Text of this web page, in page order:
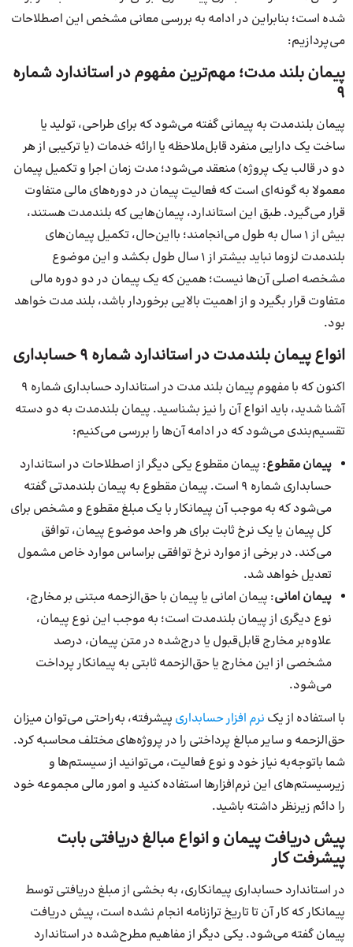
شده است؛ بنابراین در ادامه به بررسی معانی مشخص این اصطلاحات
می‌پردازیم:
پیمان بلند مدت؛ مهم‌ترین مفهوم در استاندارد شماره
9
پیمان بلندمدت به پیمانی گفته می‌شود که برای طراحی، تولید یا
ساخت یک دارایی منفرد قابل‌ملاحظه یا ارائه خدمات (یا ترکیبی از هر
دو در قالب یک پروژه) منعقد می‌شود؛ مدت زمان اجرا و تکمیل پیمان
معمولا به گونه‌ای است که فعالیت پیمان در دوره‌های مالی متفاوت
قرار می‌گیرد. طبق این استاندارد، پیمان‌هایی که بلندمدت هستند،
بیش از ۱ سال به طول می‌انجامند؛ بااین‌حال، تکمیل پیمان‌های
بلندمدت لزوما نباید بیشتر از ۱ سال طول بکشد و این موضوع
مشخصه اصلی آن‌ها نیست؛ همین که یک پیمان در دو دوره مالی
متفاوت قرار بگیرد و از اهمیت بالایی برخوردار باشد، بلند مدت خواهد
بود.
انواع پیمان بلندمدت در استاندارد شماره 9 حسابداری
اکنون که با مفهوم پیمان بلند مدت در استاندارد حسابداری شماره 9
آشنا شدید، باید انواع آن را نیز بشناسید. پیمان بلندمدت به دو دسته
تقسیم‌بندی می‌شود که در ادامه آن‌ها را بررسی می‌کنیم:
پیمان مقطوع: پیمان مقطوع یکی دیگر از اصطلاحات در استاندارد
حسابداری شماره ۹ است. پیمان مقطوع به پیمان بلندمدتی گفته
می‌شود که به موجب آن پیمانکار با یک مبلغ مقطوع و مشخص برای
کل پیمان یا یک نرخ ثابت برای هر واحد موضوع پیمان، توافق
می‌کند. در برخی از موارد نرخ توافقی براساس موارد خاص مشمول
تعدیل خواهد شد.
پیمان امانی: پیمان امانی یا پیمان با حق‌الزحمه مبتنی بر مخارج،
نوع دیگری از پیمان بلندمدت است؛ به موجب این نوع پیمان،
علاوه‌بر مخارج قابل‌قبول یا درج‌شده در متن پیمان، درصد
مشخصی از این مخارج یا حق‌الزحمه ثابتی به پیمانکار پرداخت
می‌شود.
با استفاده از یک نرم افزار حسابداری پیشرفته، به‌راحتی می‌توان میزان
حق‌الزحمه و سایر مبالغ پرداختی را در پروژه‌های مختلف محاسبه کرد.
شما باتوجه‌به نیاز خود و نوع فعالیت، می‌توانید از سیستم‌ها و
زیرسیستم‌های این نرم‌افزارها استفاده کنید و امور مالی مجموعه خود
را دائم زیرنظر داشته باشید.
پیش دریافت پیمان و انواع مبالغ دریافتی بابت
پیشرفت کار
در استاندارد حسابداری پیمانکاری، به بخشی از مبلغ دریافتی توسط
پیمانکار که کار آن تا تاریخ ترازنامه انجام نشده است، پیش دریافت
پیمان گفته می‌شود. یکی دیگر از مفاهیم مطرح‌شده در استاندارد